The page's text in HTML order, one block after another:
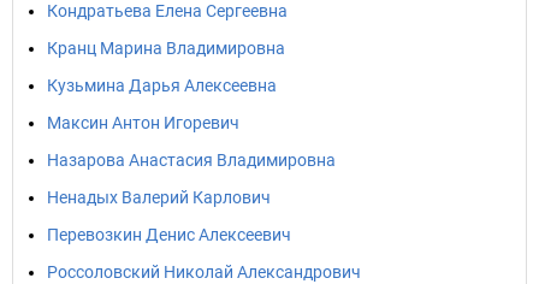
Кондратьева Елена Сергеевна
Кранц Марина Владимировна
Кузьмина Дарья Алексеевна
Максин Антон Игоревич
Назарова Анастасия Владимировна
Ненадых Валерий Карлович
Перевозкин Денис Алексеевич
Россоловский Николай Александрович